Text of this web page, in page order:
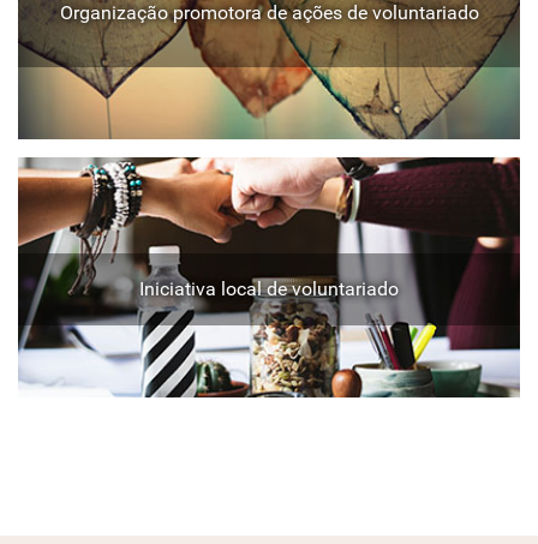
Organização promotora de ações de voluntariado
Iniciativa local de voluntariado